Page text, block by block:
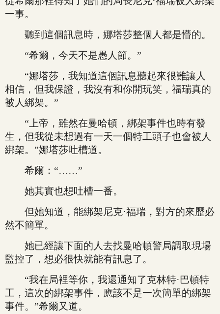
一事。
聽到這個訊息時，娜塔莎整個人都是懵的。
“希爾，今天不是愚人節。”
“娜塔莎，我知道這個訊息聽起來很難讓人
相信，但我保證，我沒有和你開玩笑，福瑞真的
被人綁架。”
“上帝，雖然在曼哈頓，綁架事件也時有發
生，但我從未想過有一天一個特工頭子也會被人
綁架。”娜塔莎吐槽道。
希爾：“……”
她其實也想吐槽一番。
但她知道，能綁架尼克·福瑞，對方的來歷必
然不簡單。
她已經讓下面的人去找曼哈頓警局調取現場
監控了，想必很快就能有訊息了。
“我在局裡等你，我還通知了克林特·巴頓特
工，這次的綁架事件，應該不是一次簡單的綁架
事件。”希爾又道。